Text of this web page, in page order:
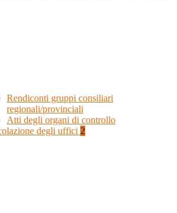
Rendiconti gruppi consiliari
regionali/provinciali
Atti degli organi di controllo
degli uffici 2